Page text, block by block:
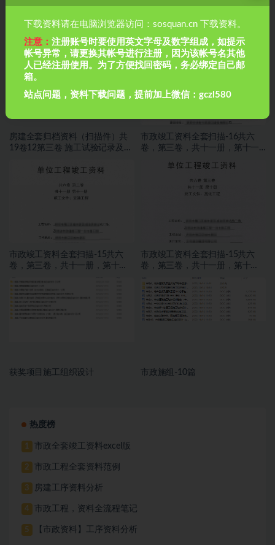
市政管道排水工程如何做闭水试
验？市政管道排水工程如何做闭
水试验？
房建全套归档资料（扫描件）共
19卷13第三卷 施工试验记录及检
测文件 2.2册
房建全套归档资料（扫描件）共
19卷12第三卷 施工试验记录及检
市政竣工资料全套扫描-16共六
卷，第三卷，共十一册，第十一
市政竣工资料全套扫描-15共六
卷，第三卷，共十一册，第十
市政竣工资料全套扫描-15共六
卷，第三卷，共十一册，第十
册，施工文件，亮化工程
获奖项目施工组织设计 市政施组-10篇
热度榜
1 市政全套竣工资料excel版
2 市政工程全套资料范例
3 房建工序资料分析
4 市政工程，资料全流程笔记
5 【市政资料】工序资料分析
下载资料请在电脑浏览器访问：sosquan.cn 下载资料。
注意：注册账号时要使用英文字母及数字组成，如提示
帐号异常，请更换其帐号进行注册，因为该帐号名其他
人已经注册使用。为了方便找回密码，务必绑定自己邮
箱。
站点问题，资料下载问题，提前加上微信：gczl580